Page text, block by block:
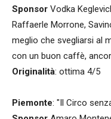
Sponsor Vodka
Raffaerle Morrone,
meglio che svegliarsi al
con un buon caffè,
Originalità:
Piemonte: "Il Circo